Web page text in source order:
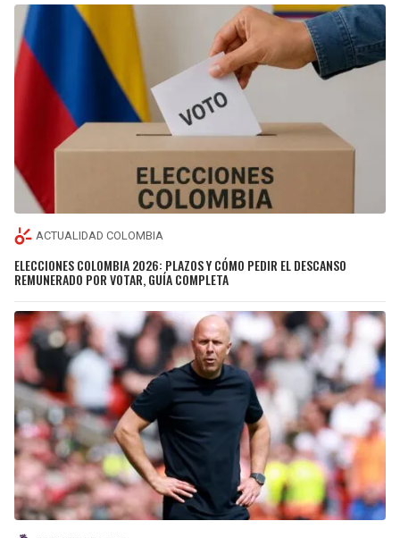
ACTUALIDAD COLOMBIA
ELECCIONES COLOMBIA 2026: PLAZOS Y CÓMO PEDIR EL DESCANSO
REMUNERADO POR VOTAR, GUÍA COMPLETA